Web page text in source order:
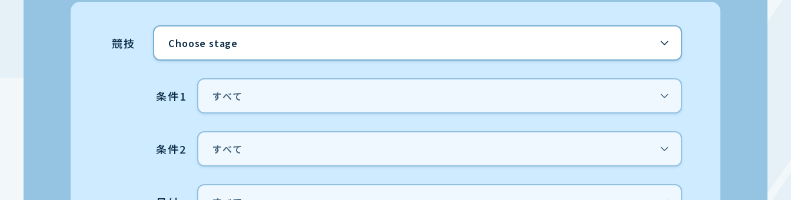
競技
条件1
条件2